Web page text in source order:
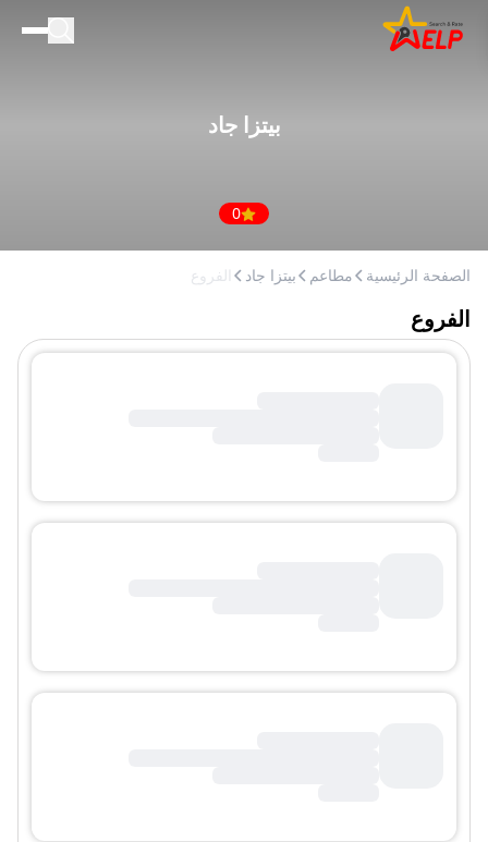
بيتزا جاد
0
الصفحة الرئيسية مطاعم بيتزا جاد الفروع
الفروع